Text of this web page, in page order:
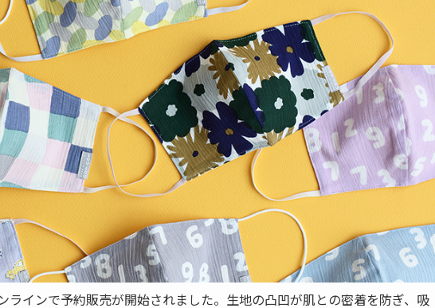
ラインで予約販売が開始されました。生地の凸凹が肌との密着を防ぎ、吸